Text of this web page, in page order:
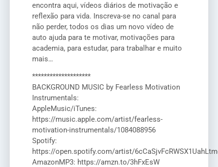
encontra aqui, vídeos diários de motivação e
reflexão para vida. Inscreva-se no canal para
não perder, todos os dias um novo vídeo de
auto ajuda para te motivar, motivações para
academia, para estudar, para trabalhar e muito
mais…
********************
BACKGROUND MUSIC by Fearless Motivation
Instrumentals:
AppleMusic/iTunes:
https://music.apple.com/artist/fearless-
motivation-instrumentals/1084088956
Spotify:
https://open.spotify.com/artist/
AmazonMP3: https://amzn.to/3hFxEsW